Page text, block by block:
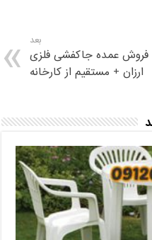
بعد
فروش عمده جاکفشی فلزی
ارزان + مستقیم از کارخانه